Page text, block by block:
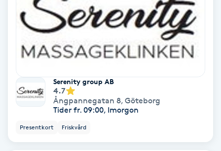
Fransförlängning Volym
Frekvensterapi
Friskvård
Serenity group AB
4.7
Ångpannegatan 8, Göteborg
Tider fr. 09:00, Imorgon
Presentkort Friskvård